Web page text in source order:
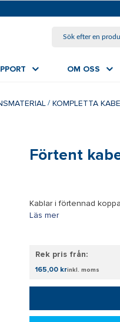
OM OSS
KOMPLETTA
Förtent
Kablar i förtennad
Läs mer
Rek pris från:
165,00 krinkl. moms